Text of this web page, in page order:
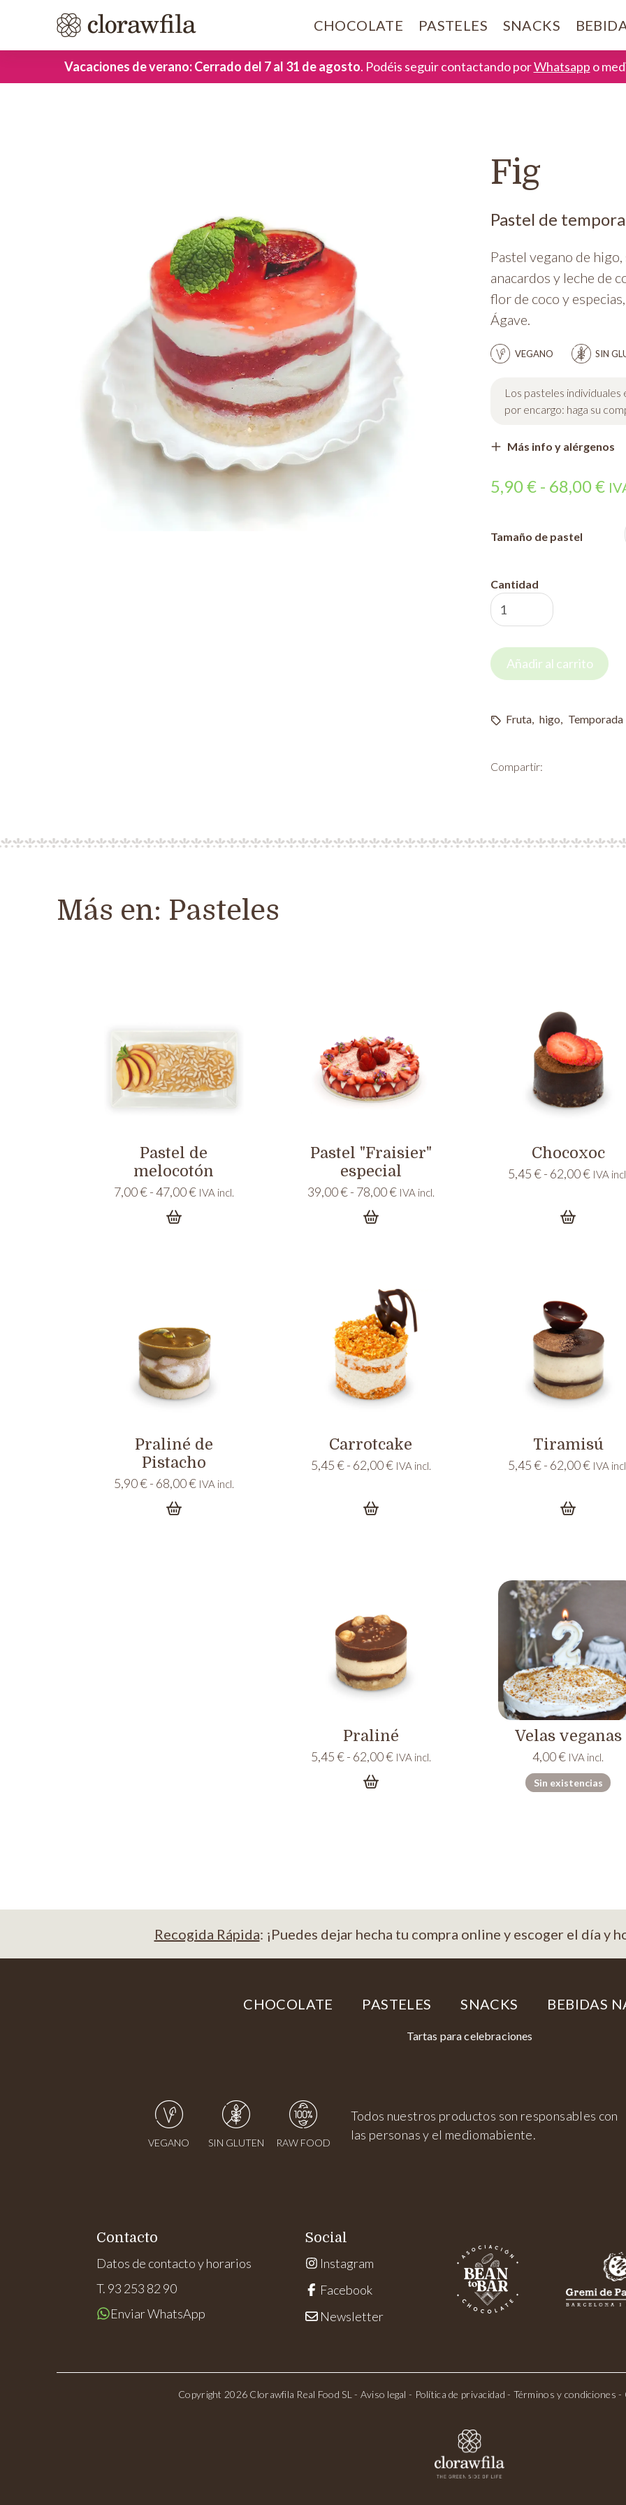
CHOCOLATE PASTELES SNACKS
Vacaciones de verano: Cerrado del 7 al 31 de agosto. Podéis seguir contactando porWhatsapp o
Fig
Pastel de
Pastel vegano de
anacardos y leche de
flor de coco y
Ágave.
VEGANO SIN
Los pasteles
por encargo: haga su
Más info y alérgenos
5,90€ - 68,00€
Tamaño de pastel
Cantidad
Fig
cantidad
Añadir al carrito
Fruta higo Temporada
Compartir:
Más en: Pasteles
Pastel de
melocotón
7,00€-47,00€Rango
IVA incl.
Pastel "Fraisier"
especial
39,00€- 78,00€Rango
78,00 €
IVA incl.
Chocoxoc
5,45€- 62,00€Rango
IVA
Praliné de
Pistacho
5,90€- 68,00€Rango
IVA incl.
Carrotcake
5,45€- 62,00€Rango
IVA incl.
Tiramisú
5,45€- 62,00€Rango
IVA
Praliné
5,45€- 62,00€Rango
IVA incl.
Velas veganas
4,00€ IVA incl.
Sin existencias
Recogida Rápida: ¡Puedes dejar hecha tu compra online y escoger el día y
CHOCOLATE PASTELES SNACKS BEBIDAS
Tartas para celebraciones
VEGANO SIN GLUTEN RAW FOOD
Todos nuestros productos son responsables con
las personas y el mediomabiente.
Contacto
Datos de contacto y horarios
T. 93 253 82 90
Enviar WhatsApp
Social
Instagram
Facebook
Newsletter
Copyright 2026 Clorawfila Real Food SL - Aviso legal - Política de privacidad - Términos y condiciones -